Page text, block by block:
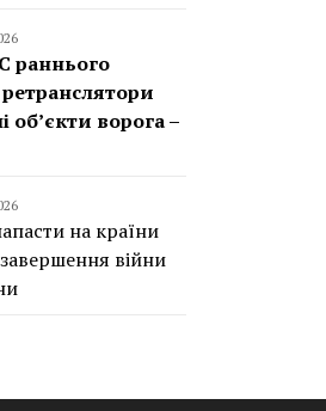
раннього
об’єкти ворога –
на країни
війни